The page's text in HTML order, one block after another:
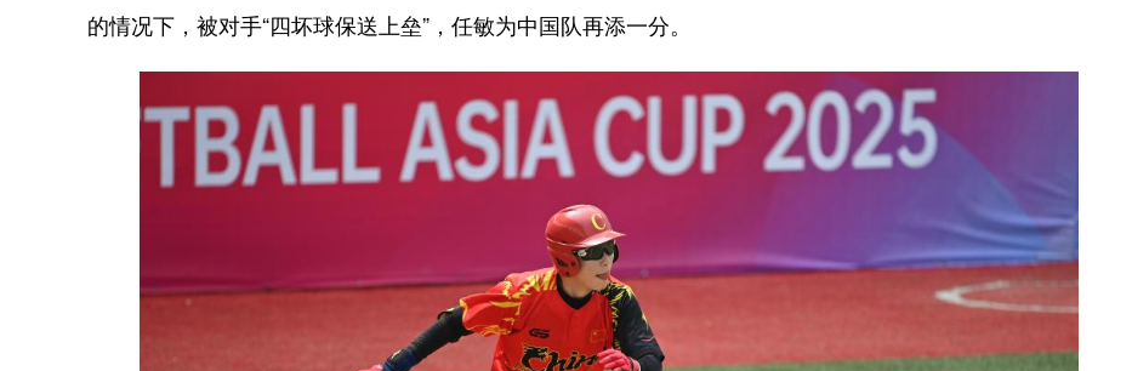
的情况下，被对手“四坏球保送上垒”，任敏为中国队再添一分。